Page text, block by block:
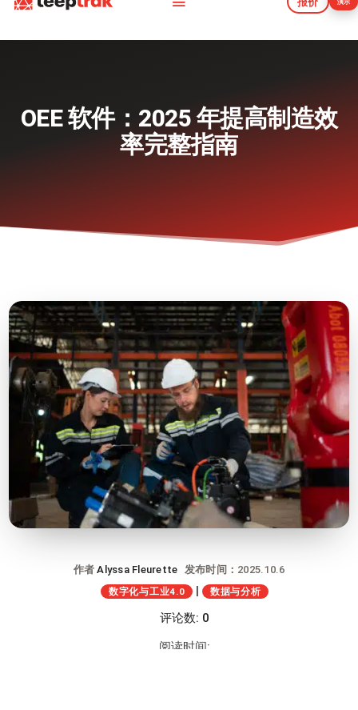
演示
报价 演示
OEE 软件：2025 年提高制造效
率完整指南
作者Alyssa Fleurette 发布时间：2025.10.6
数字化与工业4.0 | 数据与分析
评论数: 0
阅读时间: